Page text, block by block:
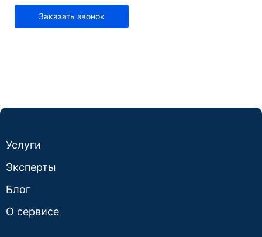
Заказать звонок
Услуги
Эксперты
Блог
О сервисе